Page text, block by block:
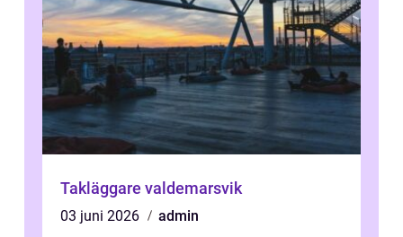
Takläggare valdemarsvik
03 juni 2026
admin